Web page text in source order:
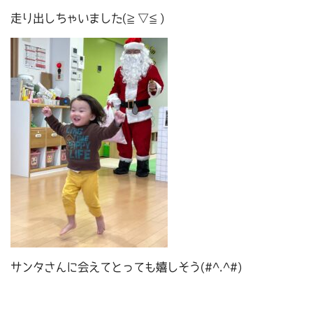
走り出しちゃいました(≧▽≦)
サンタさんに会えてとっても嬉しそう(#^.^#)